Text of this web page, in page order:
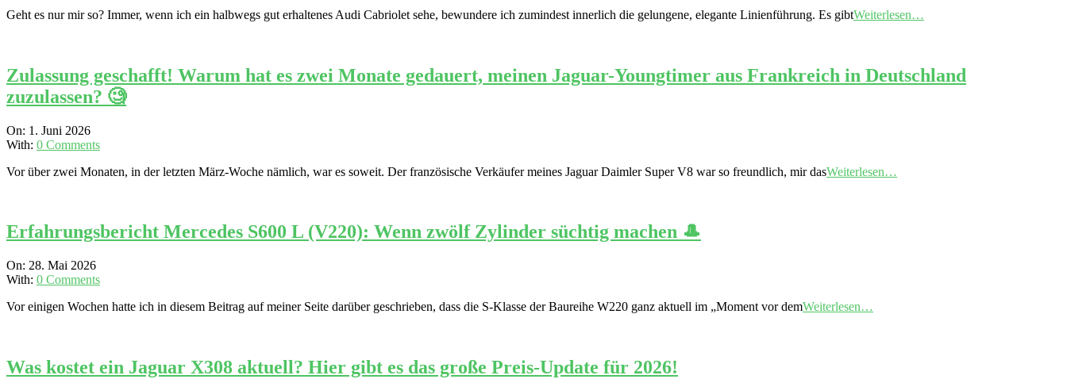
Geht es nur mir so? Immer, wenn ich ein halbwegs gut erhaltenes Audi Cabriolet sehe, bewundere ich zumindest innerlich die gelungene, elegante Linienführung. Es gibtWeiterlesen…
Zulassung geschafft! Warum hat es zwei Monate gedauert, meinen Jaguar-Youngtimer aus Frankreich in Deutschland
zuzulassen? 🧐
2026-
06-
On: 1. Juni 2026
With: 0 Comments
Vor über zwei Monaten, in der letzten März-Woche nämlich, war es soweit. Der französische Verkäufer meines Jaguar Daimler Super V8 war so freundlich, mir dasWeiterlesen…
Erfahrungsbericht Mercedes S600 L (V220): Wenn zwölf Zylinder süchtig machen 🎩
2026-
05-
On: 28. Mai 2026
With: 0 Comments
Vor einigen Wochen hatte ich in diesem Beitrag auf meiner Seite darüber geschrieben, dass die S-Klasse der Baureihe W220 ganz aktuell im „Moment vor demWeiterlesen…
Was kostet ein Jaguar X308 aktuell? Hier gibt es das große Preis-Update für 2026!